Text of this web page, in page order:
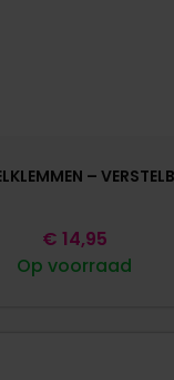
–
Op voorraad
€ 14,95